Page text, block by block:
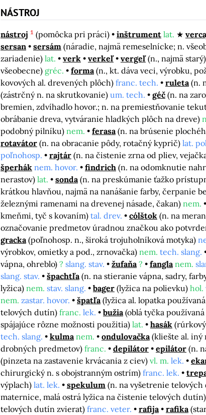
NÁSTROJ
nástroj 1 (pomôcka pri práci) inštrument lat.
sersan
sersám (náradie, najmä remeselnícke; n.
zariadenie) lat. verk verkeľ vergeľ (n., najmä starý)
všeobecne) gréc. forma (n., kt. dáva veci, výrobku,
kovových al. drevených plôch) franc. tech. ruleta (n.
(zástrčný n. na skrutkovanie) um. tech. géč (n. na
bremien, zdvíhadlo hovor.; n. na premiestňovanie
obrábanie dreva, vytváranie hladkých plôch na dreve)
podobný pilníku) nem. ferasa (n. na brúsenie
rotavátor (n. na obracanie pôdy, rotačný kyprič) lat.
poľnohosp.
rajtár (n. na čistenie zrna od pliev,
šperhák nem. hovor. findrich (n. na odomknutie
nerastov) lat. sonda (n. na preskúmanie ťažko
krátkou hlavňou, najmä na nanášanie farby, čerpanie
železnými ramenami na drevenej násade, čakan) nem.
kmeňmi, tyč s kovaním) tal. drev. cólštok (n. na
označovanie predmetov úradnou značkou ako
gracka (poľnohosp. n., široká trojuholníková motyka)
výrobkov, omietky a pod., zrnovačka) nem. tech. slang.
vápna, ohreblo) ? slang. stav. žufaňa ? fangla nem.
slang. stav.
špachtľa (n. na stieranie vápna, sadry,
lyžica) nem. stav. slang. bager (lyžica na polievku) hol.
nem. zastar. hovor. špatľa (lyžica al. lopatka
telových dutín) franc. lek. bužia (oblá tyčka
spájajúce rôzne možnosti použitia) lat. hasák
tech. slang.
kulma nem. ondulovačka (kliešte al. iný
drobných predmetov) franc. depilátor epilátor (n.
(pinzeta na zastavenie krvácania z ciev) vl. m. lek.
chirurgický n. s obojstranným ostrím) franc. lek.
výplach) lat. lek. spekulum (n. na vyšetrenie
maternice, malá ostrá lyžica na čistenie telových dutín)
telových dutín zvierat) franc. veter. rafija rafika